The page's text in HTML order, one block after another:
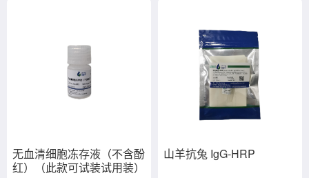
无血清细胞冻存液（不含酚
红）（此款可试装试用装）
山羊抗兔 IgG-HRP